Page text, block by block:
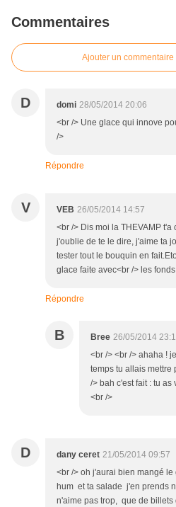
Commentaires
Ajouter un commentaire
D domi 28/05/2014 20:06
<br /> Une glace qui innove
/>
Répondre
V VEB 26/05/2014 14:57
<br /> Dis moi la THEVAMP
j'oublie de te le dire, j'aime ta
tester tout le bouquin en
glace faite avec<br /> les
Répondre
B Bree 26/05/2014
<br /> <br /> ahaha !
temps tu allais mettre
/> bah c'est fait : tu as
<br />
D dany ceret 21/05/2014 09:57
<br /> oh j'aurai bien mangé
hum et ta salade j'en prends
n'aime pas trop, que de billets